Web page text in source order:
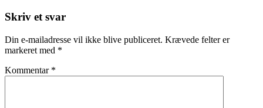
Skriv et svar
Din e-mailadresse vil ikke blive publiceret. Krævede felter er
markeret med *
Kommentar *